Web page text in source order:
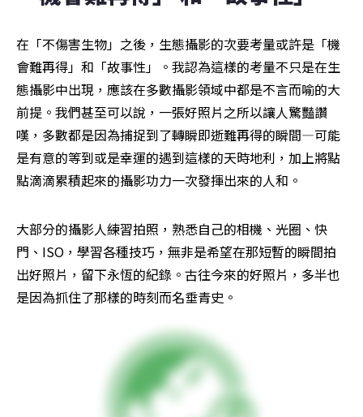
在「不傷害生物」之後，生態攝影的次要考量或許是「機
會難再得」和「故事性」。我認為這樣的考量不只是在生
態攝影中出現，應該在多數攝影領域中都是不言而喻的大
前提。我們甚至可以說，一張好照片之所以讓人驚豔讚
嘆，多數都是因為捕捉到了轉瞬即逝難再得的瞬間—可能
是有意的等到或是幸運的遇到這樣的天時地利，加上將點
點滴滴累積起來的攝影功力一次發揮出來的人和。
大部分的攝影人練習拍照，熟悉自己的相機、光圈、快
門、ISO，學習各種技巧，無非是希望在那短暫的瞬間拍
出好照片，留下永恆的紀錄。古往今來的好照片，多半也
是因為抓住了那樣的時刻而名垂青史。